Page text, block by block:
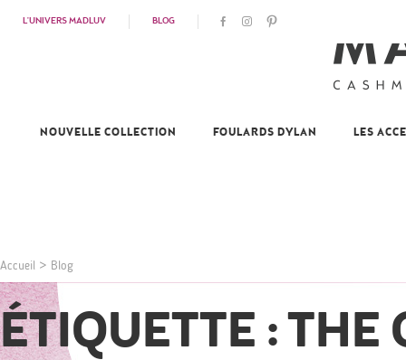
L'UNIVERS MADLUV BLOG
NOUVELLE COLLECTION FOULARDS DYLAN LES
Accueil > Blog
ÉTIQUETTE : THE